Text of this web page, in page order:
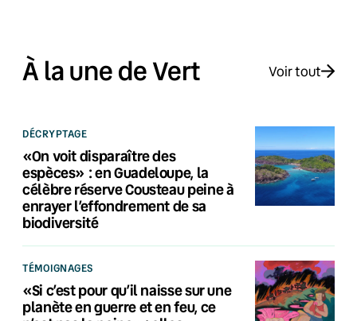
À la une de Vert Voir tout
DÉCRYPTAGE
«On voit disparaître des
espèces» : en Guadeloupe, la
célèbre réserve Cousteau peine à
enrayer l’effondrement de sa
biodiversité
TÉMOIGNAGES
«Si c’est pour qu’il naisse sur une
planète en guerre et en feu, ce